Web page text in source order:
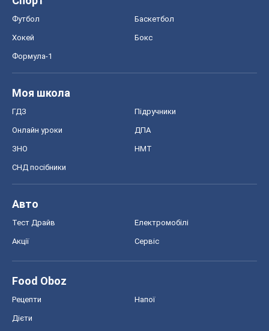
Футбол Баскетбол
Хокей Бокс
Формула-1
Моя школа
ГДЗ Підручники
Онлайн уроки ДПА
ЗНО НМТ
СНД посібники
Авто
Тест Драйв Електромобілі
Акції Сервіс
Food Oboz
Рецепти Напої
Дієти